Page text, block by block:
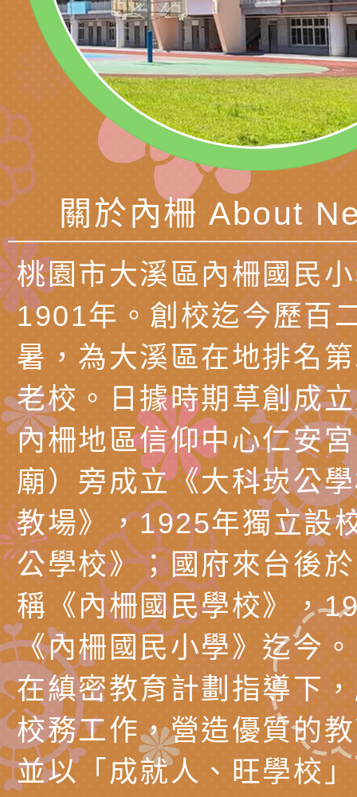
團學前及國中小身障
理「普特協作—課程
知能工作坊」
有關國立臺中教育大
「115年適應運動經
題交流工作坊」活動
轉知教育部國教署生
業發展中心（國立羅
學）辦理「115年度
題融入教學－國民中
（教材）推薦實施計
檢送桃園市政府LED
字稿及LCD託播圖片
檢送桃園市政府LED
字稿及LCD託播影（
國家發展委員會檔案
理本(115)年「春遊
動
檢送桃園市政府家庭
「小桃家4月課程資
姻怎麼翻譯－青少年
工作坊」、「愛『原
親子共學同樂會」、
代愛在陪伴」、「親
時光」海報
西門國小114學年度
親職教育講座「如何
情緒力？—用SEL玩
子溝通之秘訣」
有關財團法人中華國
礙者生命教育推廣協
「環保愛台灣」第五
礙者中小學生環保繪
檢送行政院新聞傳
月份公共服務政策溝
訊
有關桃園市政府家庭
辦理115年原住民家
『原原』不絕－親子
會」
桃園市大溪區田心國
理「桃園市115年度
職員及家長特教知能
轉知中華民國全國家
會（以下簡稱全家協
115年國民小學學生
明會」
轉知台中市身心障礙
協會辦理「臺中市第
之光身心障礙繪畫徵
展」活動
檢送國立臺南大學辦
視覺障礙學生儀表及
學研習」實施計畫(
「區域職業試探與體
心」、「自造教育及
中心」及「國中小職
習營」等師生，參訪
「第56屆全國技能競
轉知本市辦理「115
者保齡球賽」
檢送桃園市政府LED
字稿及LCD託播影（
轉知衛生福利部社會
檢送該部國民健康署
產期高風險孕產婦（
有關社團法人中華民
家長協會(以下稱該
檢送桃園市政府家庭
關於內柵 About
桃園市大溪區內柵國民
1901年。創校迄今歷百
暑，為大溪區在地排名
老校。日據時期草創成
內柵地區信仰中心仁安
廟）旁成立《大科崁公
教場》，1925年獨立設
公學校》；國府來台後
稱《內柵國民學校》，
《內柵國民小學》迄今。
在縝密教育計劃指導下
校務工作，營造優質的
並以「成就人、旺學校